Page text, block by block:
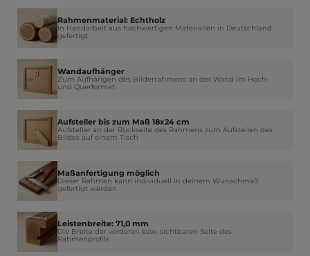
Rahmenmaterial: Echtholz
In Handarbeit aus hochwertigen Materialien in Deutschland
gefertigt
Wandaufhänger
Zum Aufhängen des Bilderrahmens an der Wand im Hoch-
und Querformat
Aufsteller bis zum Maß 18x24 cm
Aufsteller an der Rückseite des Rahmens zum Aufstellen des
Bildes auf einem Tisch
Maßanfertigung möglich
Dieser Rahmen kann individuell in deinem Wunschmaß
gefertigt werden
Leistenbreite: 71,0 mm
Die Breite der vorderen bzw. sichtbaren Seite des
Rahmenprofils